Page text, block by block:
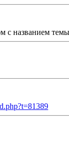
с названием